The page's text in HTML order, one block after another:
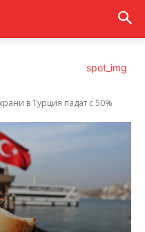
в Турция падат с 50%